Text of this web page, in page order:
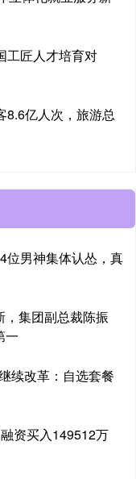
工匠人才培育对
8.6亿人次，旅游总
位男神集体认怂，真
集团副总裁陈振
一
续改革：自选套餐
资买入149512万